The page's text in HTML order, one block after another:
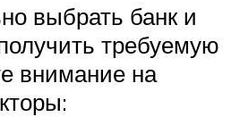
выбрать банк и
требуемую
внимание на